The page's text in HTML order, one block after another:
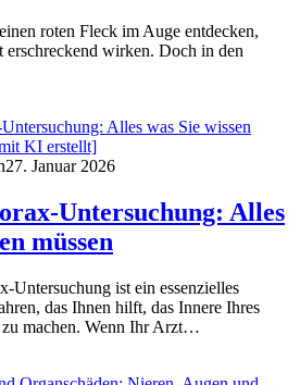
roten Fleck im Auge entdecken,
erschreckend wirken. Doch in den
27. Januar 2026
Untersuchung: Alles
müssen
Untersuchung ist ein essenzielles
das Ihnen hilft, das Innere Ihres
machen. Wenn Ihr Arzt…